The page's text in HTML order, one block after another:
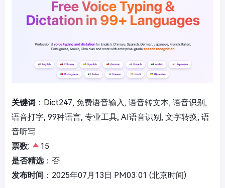
关键词 ：Dict247, 免费语音输入, 语音转文本, 语音识别,
语音打字, 99种语言, 专业工具, AI语音识别, 文字转换, 语
音听写
票数:
15
是否精选：否
发布时间 ：2025年07月13日 PM03:01 (北京时间)